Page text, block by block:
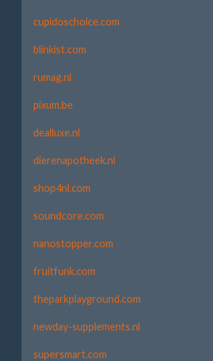
cupidoschoice.com
blinkist.com
rumag.nl
pixum.be
dealluxe.nl
dierenapotheek.nl
shop4nl.com
soundcore.com
nanostopper.com
fruitfunk.com
theparkplayground.com
newday-supplements.nl
supersmart.com